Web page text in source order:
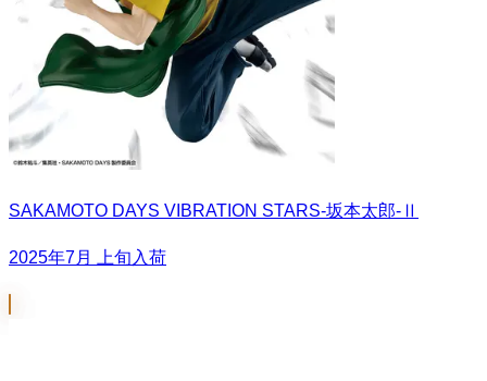
SAKAMOTO DAYS VIBRATION STARS-坂本太郎-Ⅱ
2025年7月 上旬入荷